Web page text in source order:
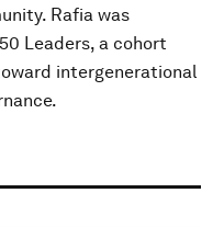
Rafia was
Leaders, a cohort
intergenerational